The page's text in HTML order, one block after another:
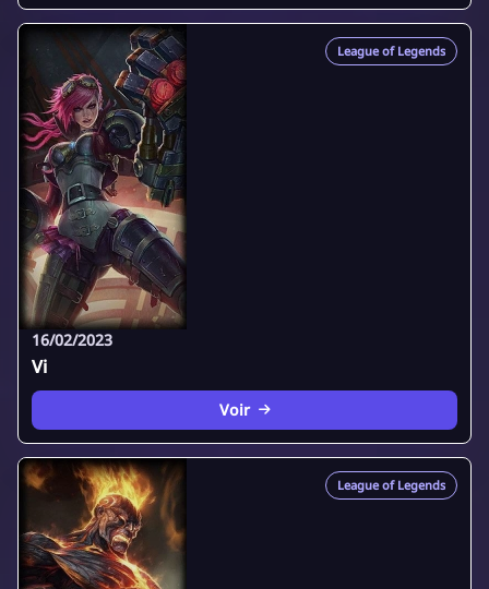
League of Legends
16/02/2023
Vi
Voir
League of Legends